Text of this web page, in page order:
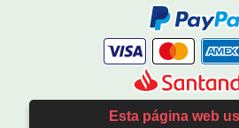
Esta página web